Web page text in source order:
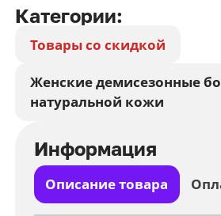
Категории:
Товары со скидкой
Женские демисезонные
натуральной кожи
Информация
Описание товара